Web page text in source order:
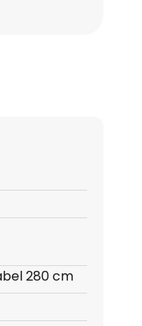
280 cm